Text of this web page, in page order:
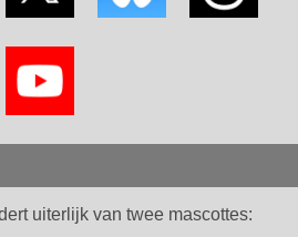
uiterlijk van twee mascottes: